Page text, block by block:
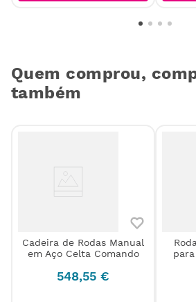
Quem comprou,
também
Cadeira de Rodas Manual
em Aço Celta Comando
548,55 €